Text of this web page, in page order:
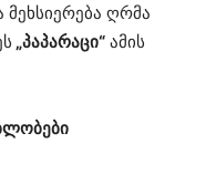
ღრმა
„პაპარაცი“ ამის